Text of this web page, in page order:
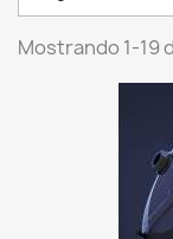
Mostrando 1-19